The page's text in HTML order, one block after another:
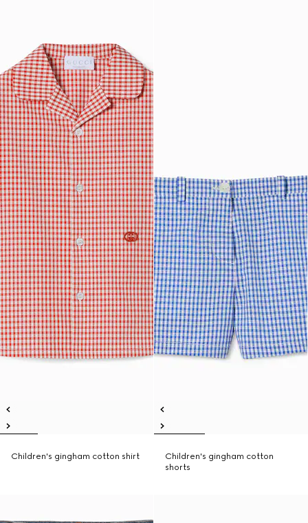
Children's gingham cotton shirt
Children's gingham cotton
shorts